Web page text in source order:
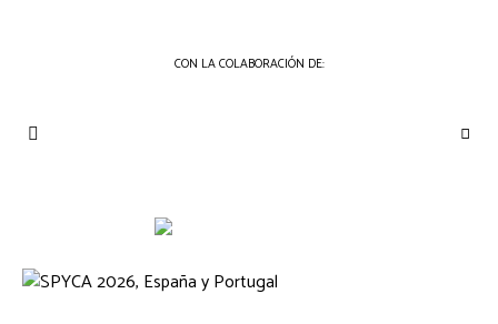
CON LA COLABORACIÓN DE:
GOURMET
JOURNAL
Periódico
Gastronomía